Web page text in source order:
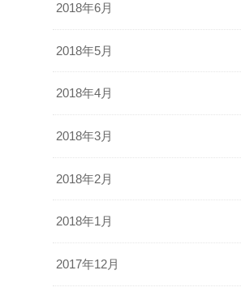
2018年6月
2018年5月
2018年4月
2018年3月
2018年2月
2018年1月
2017年12月